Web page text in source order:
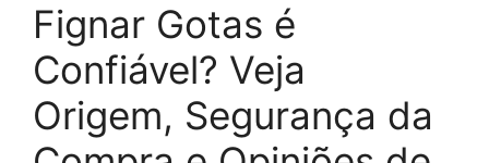
Fignar Gotas é
Confiável? Veja
Origem, Segurança da